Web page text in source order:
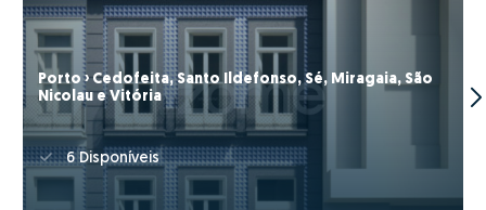
Porto › Cedofeita, Santo Ildefonso, Sé, Miragaia, São
Nicolau e Vitória
6 Disponíveis